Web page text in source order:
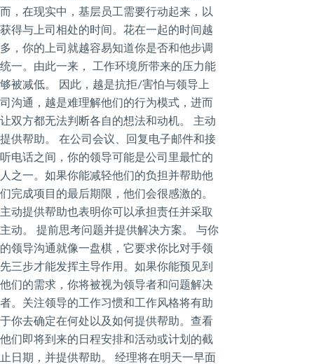
而，在现实中，基层员工需要行动起来，以
获得与上司相处的时间。花在一起的时间越
多，你的上司就越容易知道你是否和他步调
统一。由此一来， 工作环境所带来的压力能
够被减低。 因此，越是抗拒/害怕与领导上
司沟通，越是难理解他们的行为模式，进而
让双方都无法判断各自的想法和动机。 主动
提供帮助。 在公司会议、回复电子邮件和接
听电话之间，你的领导可能是公司里最忙的
人之一。如果你能减轻他们的负担并帮助他
们完成项目的最后期限，他们会很感激的。
主动提供帮助也表明你可以承担责任并采取
主动。 提前思考问题并提供解决方案。 与你
的领导沟通就像一盘棋，它要求你比对手领
先三步才能发挥主导作用。如果你能预见到
他们的需求，你将被视为领导者和问题解决
者。关注领导的工作习惯和工作风格将有助
于你去确定在何处以及如何提供帮助。查看
他们即将到来的日程安排和活动或计划的截
止日期，并提供帮助。 经理将在明天一早面